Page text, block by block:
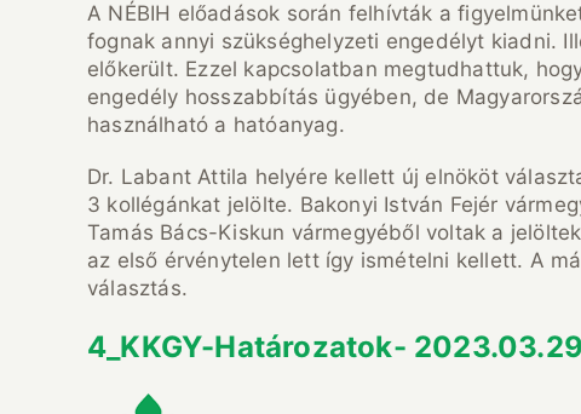
A NÉBIH előadások során felhívták a
fognak annyi szükséghelyzeti engedélyt kiadni.
előkerült. Ezzel kapcsolatban megtudhattuk,
engedély hosszabbítás ügyében, de
használható a hatóanyag.
Dr. Labant Attila helyére kellett új elnököt
3 kollégánkat jelölte. Bakonyi István Fejér
Tamás Bács-Kiskun vármegyéből voltak a
az első érvénytelen lett így ismételni kellett. A
választás.
4_KKGY-Határozatok-